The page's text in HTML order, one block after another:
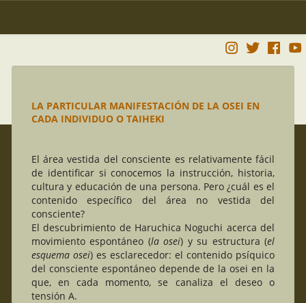
LA PARTICULAR MANIFESTACIÓN DE LA OSEI EN
CADA INDIVIDUO O TAIHEKI
El área vestida del consciente es relativamente fácil
de identificar si conocemos la instrucción, historia,
cultura y educación de una persona. Pero ¿cuál es el
contenido específico del área no vestida del
consciente?
El descubrimiento de Haruchica Noguchi acerca del
movimiento espontáneo (la osei) y su estructura (el
esquema osei) es esclarecedor: el contenido psíquico
del consciente espontáneo depende de la osei en la
que, en cada momento, se canaliza el deseo o
tensión A.